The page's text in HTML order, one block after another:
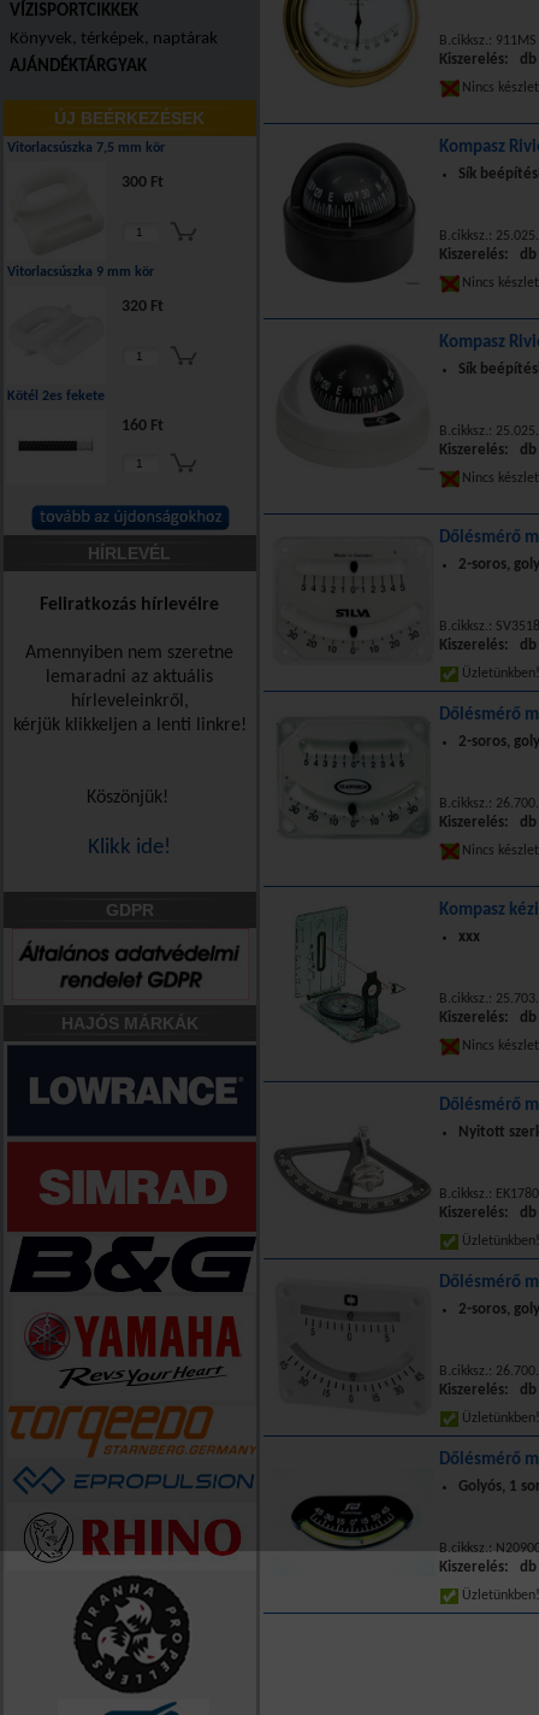
VÍZISPORTCIKKEK
Könyvek, térképek, naptárak
AJÁNDÉKTÁRGYAK
ÚJ BEÉRKEZÉSEK
Vitorlacsúszka 7,5 mm kör
300 Ft
Vitorlacsúszka 9 mm kör
320 Ft
Kötél 2es fekete
160 Ft
HÍRLEVÉL
Feliratkozás hírlevélre
Amennyiben nem szeretne
lemaradni az aktuális
hírleveleinkről,
kérjük klikkeljen a lenti linkre!
Köszönjük!
Klikk ide!
GDPR
HAJÓS MÁRKÁK
B.cikksz.:
Kiszerelés: db
Nincs
Kompasz
Sík
B.cikksz.:
Kiszerelés: db
Nincs
Kompasz
Sík
B.cikksz.:
Kiszerelés: db
Nincs
Dőlésmérő
2-soros,
B.cikksz.:
Kiszerelés: db
Dőlésmérő
2-soros,
B.cikksz.:
Kiszerelés: db
Nincs
Kompasz
xxx
B.cikksz.:
Kiszerelés: db
Nincs
Dőlésmérő
Nyitott
B.cikksz.:
Kiszerelés: db
Dőlésmérő
2-soros,
B.cikksz.:
Kiszerelés: db
Dőlésmérő
Golyós, 1
B.cikksz.:
Kiszerelés: db